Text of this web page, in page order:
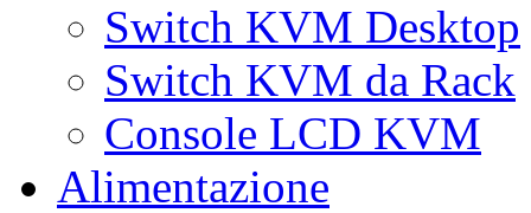
Switch KVM Desktop
Switch KVM da Rack
Console LCD KVM
Alimentazione